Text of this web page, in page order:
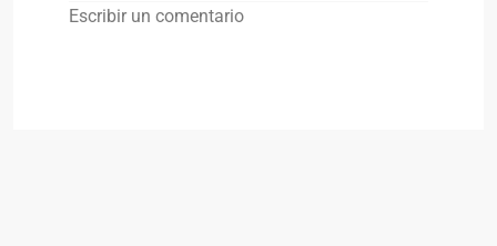
Escribir un comentario